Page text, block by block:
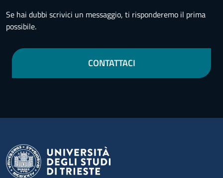
Se hai dubbi scrivici un messaggio, ti risponderemo il prima
possibile.
CONTATTACI